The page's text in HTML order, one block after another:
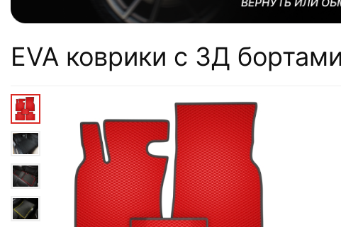
EVA коврики c 3Д